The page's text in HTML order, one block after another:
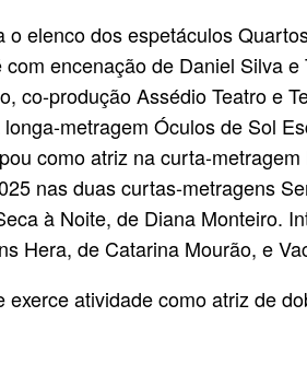
o elenco dos espetáculos
encenação de Daniel Silva
co-produção Assédio Teatro e
metragem Óculos de Sol
como atriz na curta-
nas duas curtas-metragens
à Noite, de Diana Monteiro.
Hera, de Catarina Mourão, e
exerce atividade como atriz de